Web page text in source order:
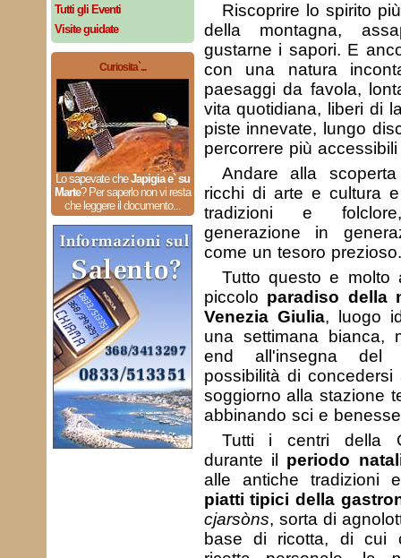
Tutti gli Eventi
Visite guidate
Curiosita`...
Lo sapevate cheJapigia e` su
Marte? Per saperlo non vi resta
che leggere il documento...
Riscoprire lo spirito
della montagna,
gustarne i sapori. E
con una natura
paesaggi da favola,
vita quotidiana, liberi di
piste innevate, lungo
percorrere più
Andare alla
ricchi di arte e cultura
tradizioni e
generazione in
come un tesoro prezioso.
Tutto questo e
piccolo paradiso della
Venezia Giulia, luogo
una settimana bianca,
end all'insegna del
possibilità di
soggiorno alla stazione
abbinando sci e
Tutti i centri della
durante il periodo
alle antiche tradizioni
piatti tipici della
cjarsòns, sorta di
base di ricotta, di cui